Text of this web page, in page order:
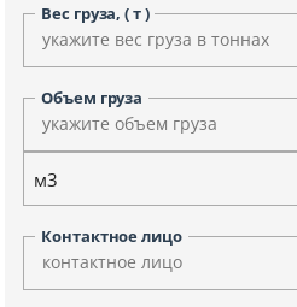
Вес груза, ( т )
Объем груза
м3
Контактное лицо